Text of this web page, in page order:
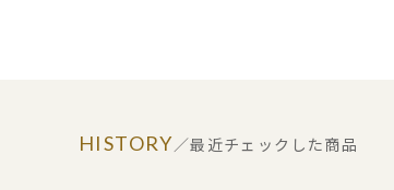
HISTORY／最近チェックした商品